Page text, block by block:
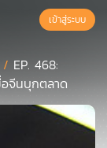
เข้าสู่ระบบ
/ EP. 468:
อจีนบุกตลาด